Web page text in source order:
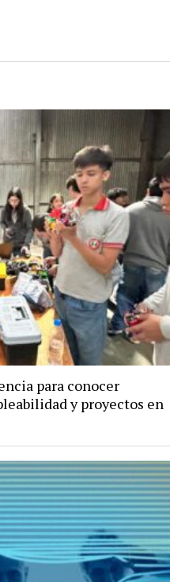
para conocer
y proyectos en